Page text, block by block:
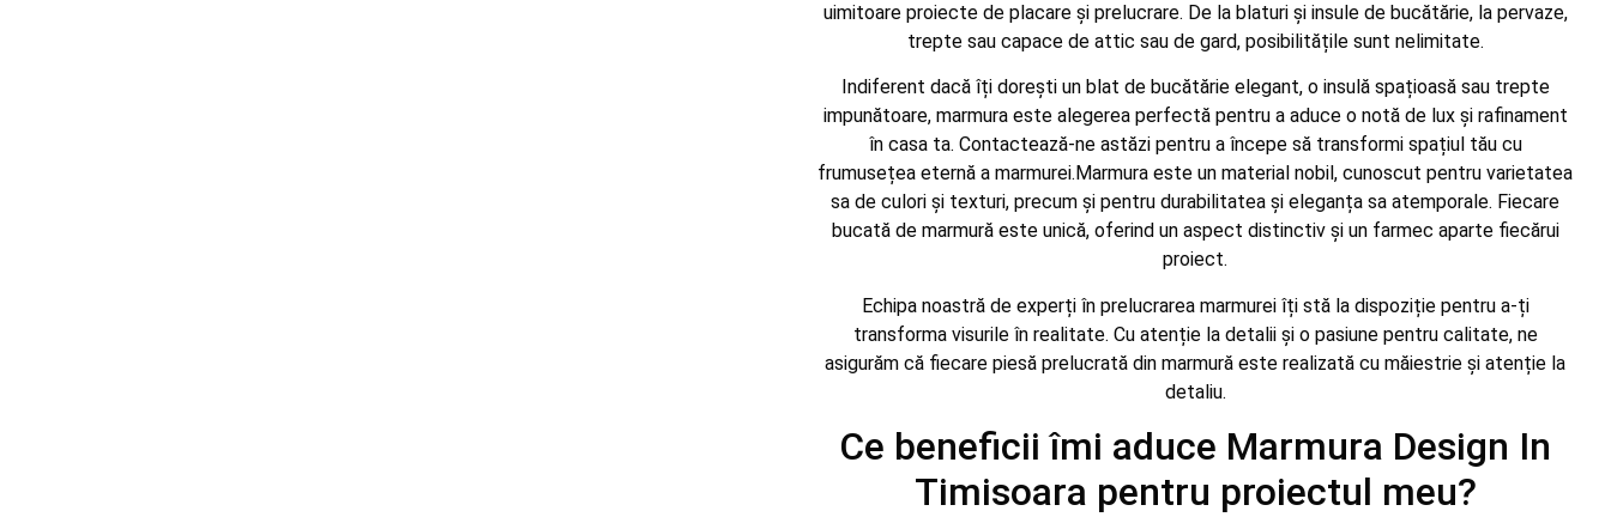
uimitoare proiecte de placare și prelucrare. De la blaturi și insule de bucătărie, la pervaze,
trepte sau capace de attic sau de gard, posibilitățile sunt nelimitate.
Indiferent dacă îți dorești un blat de bucătărie elegant, o insulă spațioasă sau trepte
impunătoare, marmura este alegerea perfectă pentru a aduce o notă de lux și rafinament
în casa ta. Contactează-ne astăzi pentru a începe să transformi spațiul tău cu
frumusețea eternă a marmurei.Marmura este un material nobil, cunoscut pentru varietatea
sa de culori și texturi, precum și pentru durabilitatea și eleganța sa atemporale. Fiecare
bucată de marmură este unică, oferind un aspect distinctiv și un farmec aparte fiecărui
proiect.
Echipa noastră de experți în prelucrarea marmurei îți stă la dispoziție pentru a-ți
transforma visurile în realitate. Cu atenție la detalii și o pasiune pentru calitate, ne
asigurăm că fiecare piesă prelucrată din marmură este realizată cu măiestrie și atenție la
detaliu.
Ce beneficii îmi aduce Marmura Design In
Timisoara pentru proiectul meu?